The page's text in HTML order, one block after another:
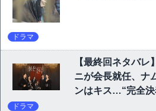
ドラマ
【最終回ネタバ
ニが会長就任、ナ
ンはキス…“完全
ドラマ